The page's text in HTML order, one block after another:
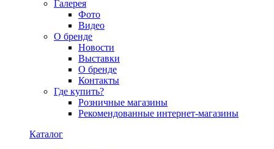
Галерея
Фото
Видео
О бренде
Новости
Выставки
О бренде
Контакты
Где купить?
Розничные магазины
Рекомендованные интернет-магазины
Каталог